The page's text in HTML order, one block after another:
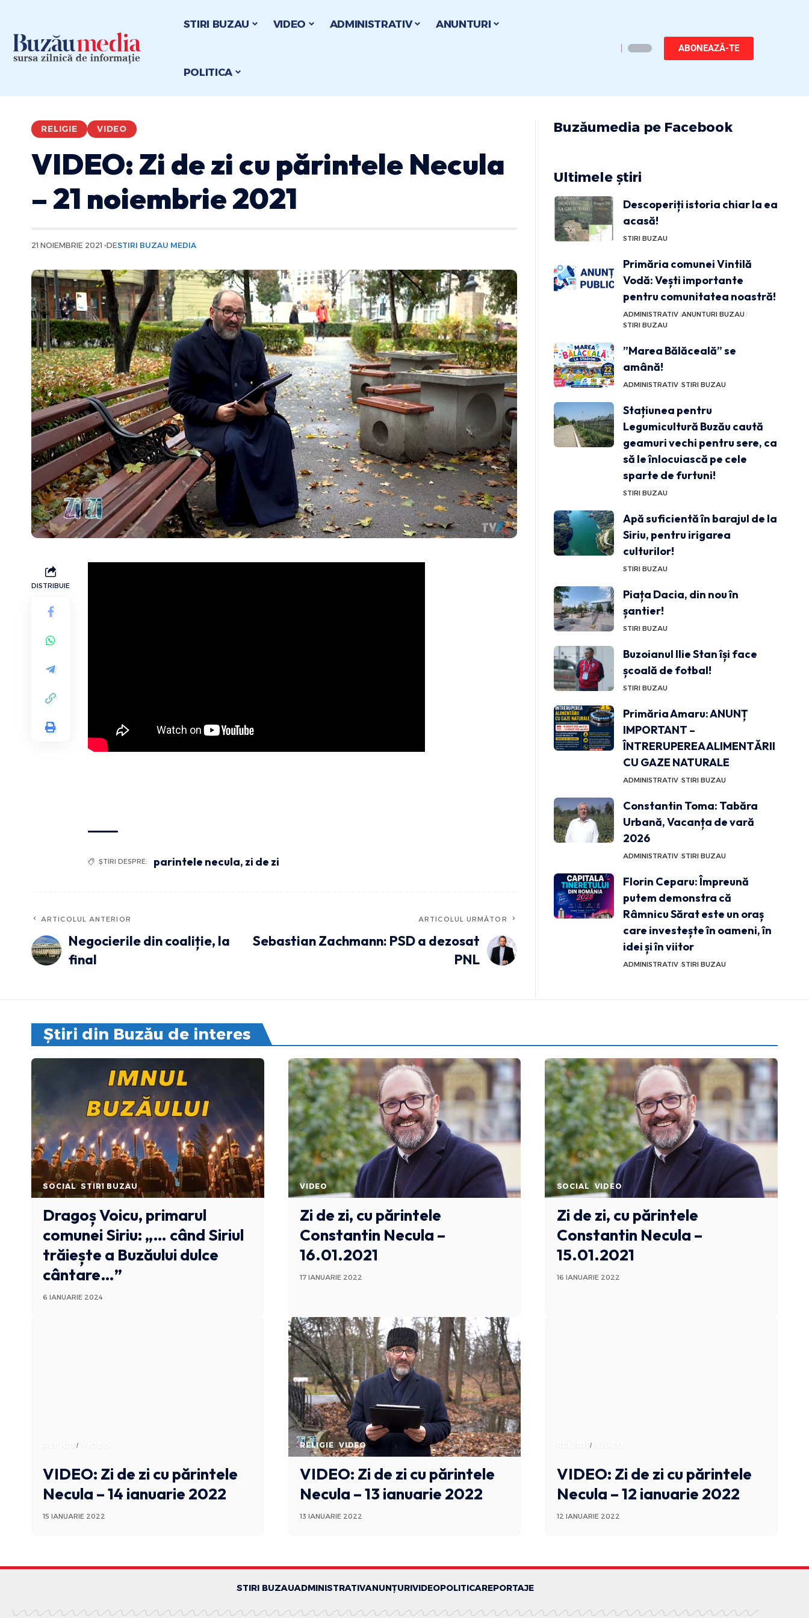
STIRI BUZAU VIDEO ADMINISTRATIV ANUNTURI
POLITICA
ABONEAZĂ-TE
RELIGIE VIDEO
VIDEO: Zi de zi cu părintele Necula
– 21 noiembrie 2021
21 NOIEMBRIE 2021 DESTIRI BUZAU MEDIA
DISTRIBUIE
ȘTIRI DESPRE: parintele necula, zi de zi
ARTICOLUL ANTERIOR
Negocierile din coaliție, la
final
ARTICOLUL URMĂTOR
Sebastian Zachmann: PSD a dezosat
PNL
Buzăumedia pe Facebook
Ultimele știri
Descoperiți istoria chiar la ea
acasă!
STIRI BUZAU
Primăria comunei Vintilă
Vodă: Vești importante
pentru comunitatea noastră!
ADMINISTRATIV ANUNTURI BUZAU
STIRI BUZAU
”Marea Bălăceală” se
amână!
ADMINISTRATIV STIRI BUZAU
Stațiunea pentru
Legumicultură Buzău caută
geamuri vechi pentru sere, ca
să le înlocuiască pe cele
sparte de furtuni!
STIRI BUZAU
Apă suficientă în barajul de la
Siriu, pentru irigarea
culturilor!
STIRI BUZAU
Piața Dacia, din nou în
șantier!
STIRI BUZAU
Buzoianul Ilie Stan își face
școală de fotbal!
STIRI BUZAU
Primăria Amaru: ANUNȚ
IMPORTANT –
ÎNTRERUPEREA ALIMENTĂRII
CU GAZE NATURALE
ADMINISTRATIV STIRI BUZAU
Constantin Toma: Tabăra
Urbană, Vacanța de vară
2026
ADMINISTRATIV STIRI BUZAU
Florin Ceparu: Împreună
putem demonstra că
Râmnicu Sărat este un oraș
care investește în oameni, în
idei și în viitor
ADMINISTRATIV STIRI BUZAU
Știri din Buzău de interes
SOCIAL STIRI BUZAU
Dragoș Voicu, primarul
comunei Siriu: „… când Siriul
trăiește a Buzăului dulce
cântare…”
6 IANUARIE 2024
VIDEO
Zi de zi, cu părintele
Constantin Necula –
16.01.2021
17 IANUARIE 2022
SOCIAL VIDEO
Zi de zi, cu părintele
Constantin Necula –
15.01.2021
16 IANUARIE 2022
RELIGIE
VIDEO: Zi de zi cu părintele
Necula – 14 ianuarie 2022
15 IANUARIE 2022
RELIGIE VIDEO
VIDEO: Zi de zi cu părintele
Necula – 13 ianuarie 2022
13 IANUARIE 2022
RELIGIE
VIDEO: Zi de zi cu părintele
Necula – 12 ianuarie 2022
12 IANUARIE 2022
STIRI BUZAUADMINISTRATIVANUNȚURIVIDEOPOLITICAREPORTAJE